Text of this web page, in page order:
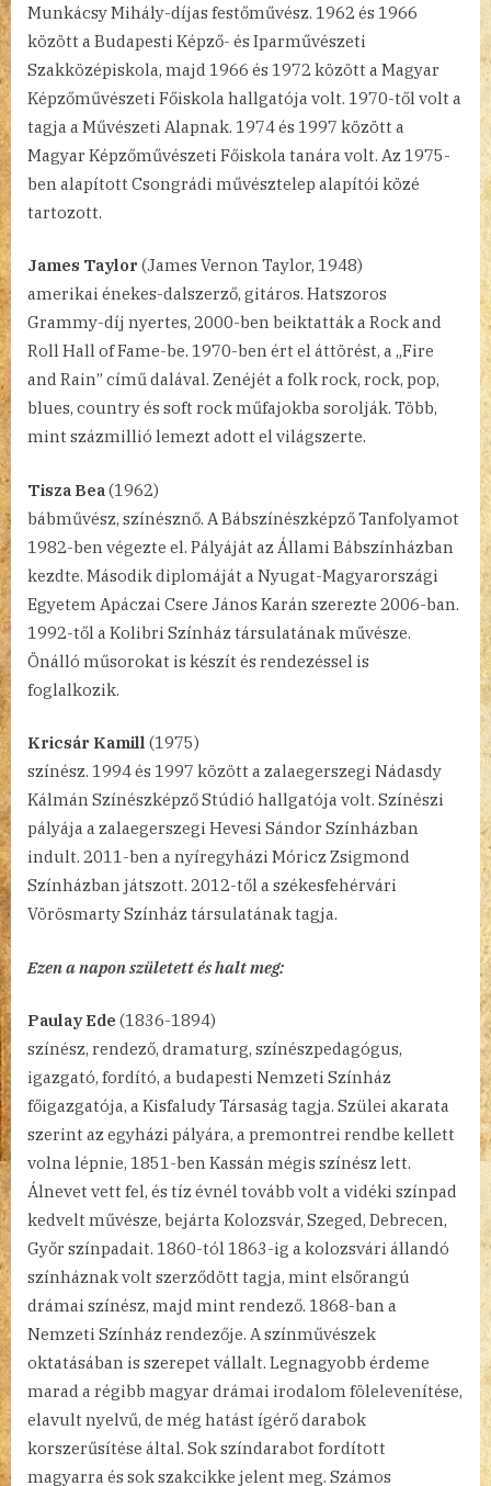
Munkácsy Mihály-díjas festőművész. 1962 és 1966
között a Budapesti Képző- és Iparművészeti
Szakközépiskola, majd 1966 és 1972 között a Magyar
Képzőművészeti Főiskola hallgatója volt. 1970-től volt a
tagja a Művészeti Alapnak. 1974 és 1997 között a
Magyar Képzőművészeti Főiskola tanára volt. Az 1975-
ben alapított Csongrádi művésztelep alapítói közé
tartozott.
James Taylor (James Vernon Taylor, 1948)
amerikai énekes-dalszerző, gitáros. Hatszoros
Grammy-díj nyertes, 2000-ben beiktatták a Rock and
Roll Hall of Fame-be. 1970-ben ért el áttörést, a „Fire
and Rain” című dalával. Zenéjét a folk rock, rock, pop,
blues, country és soft rock műfajokba sorolják. Több,
mint százmillió lemezt adott el világszerte.
Tisza Bea (1962)
bábművész, színésznő. A Bábszínészképző Tanfolyamot
1982-ben végezte el. Pályáját az Állami Bábszínházban
kezdte. Második diplomáját a Nyugat-Magyarországi
Egyetem Apáczai Csere János Karán szerezte 2006-ban.
1992-től a Kolibri Színház társulatának művésze.
Önálló műsorokat is készít és rendezéssel is
foglalkozik.
Kricsár Kamill (1975)
színész. 1994 és 1997 között a zalaegerszegi Nádasdy
Kálmán Színészképző Stúdió hallgatója volt. Színészi
pályája a zalaegerszegi Hevesi Sándor Színházban
indult. 2011-ben a nyíregyházi Móricz Zsigmond
Színházban játszott. 2012-től a székesfehérvári
Vörösmarty Színház társulatának tagja.
Ezen a napon született és halt meg:
Paulay Ede (1836-1894)
színész, rendező, dramaturg, színészpedagógus,
igazgató, fordító, a budapesti Nemzeti Színház
főigazgatója, a Kisfaludy Társaság tagja. Szülei akarata
szerint az egyházi pályára, a premontrei rendbe kellett
volna lépnie, 1851-ben Kassán mégis színész lett.
Álnevet vett fel, és tíz évnél tovább volt a vidéki színpad
kedvelt művésze, bejárta Kolozsvár, Szeged, Debrecen,
Győr színpadait. 1860-tól 1863-ig a kolozsvári állandó
színháznak volt szerződött tagja, mint elsőrangú
drámai színész, majd mint rendező. 1868-ban a
Nemzeti Színház rendezője. A színművészek
oktatásában is szerepet vállalt. Legnagyobb érdeme
marad a régibb magyar drámai irodalom fölelevenítése,
elavult nyelvű, de még hatást ígérő darabok
korszerűsítése által. Sok színdarabot fordított
magyarra és sok szakcikke jelent meg. Számos